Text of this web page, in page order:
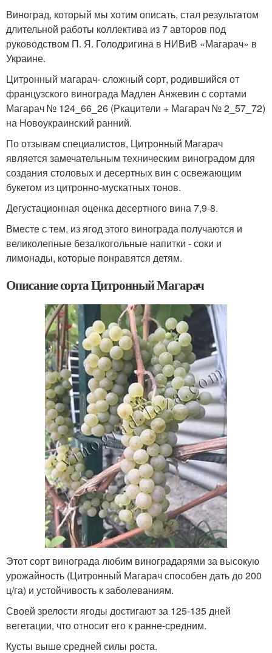
Виноград, который мы хотим описать, стал результатом
длительной работы коллектива из 7 авторов под
руководством П. Я. Голодригина в НИВиВ «Магарач» в
Украине.
Цитронный магарач- сложный сорт, родившийся от
французского винограда Мадлен Анжевин с сортами
Магарач № 124_66_26 (Ркацители + Магарач № 2_57_72)
на Новоукраинский ранний.
По отзывам специалистов, Цитронный Магарач
является замечательным техническим виноградом для
создания столовых и десертных вин с освежающим
букетом из цитронно-мускатных тонов.
Дегустационная оценка десертного вина 7,9-8.
Вместе с тем, из ягод этого винограда получаются и
великолепные безалкогольные напитки - соки и
лимонады, которые понравятся детям.
Описание сорта Цитронный Магарач
Этот сорт винограда любим виноградарями за высокую
урожайность (Цитронный Магарач способен дать до 200
ц/га) и устойчивость к заболеваниям.
Своей зрелости ягоды достигают за 125-135 дней
вегетации, что относит его к ранне-средним.
Кусты выше средней силы роста.